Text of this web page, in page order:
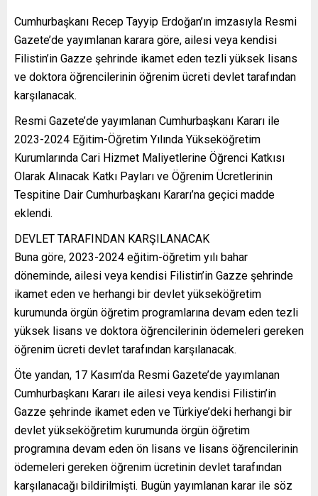
Cumhurbaşkanı Recep Tayyip Erdoğan’ın imzasıyla Resmi
Gazete’de yayımlanan karara göre, ailesi veya kendisi
Filistin’in Gazze şehrinde ikamet eden tezli yüksek lisans
ve doktora öğrencilerinin öğrenim ücreti devlet tarafından
karşılanacak.
Resmi Gazete’de yayımlanan Cumhurbaşkanı Kararı ile
2023-2024 Eğitim-Öğretim Yılında Yükseköğretim
Kurumlarında Cari Hizmet Maliyetlerine Öğrenci Katkısı
Olarak Alınacak Katkı Payları ve Öğrenim Ücretlerinin
Tespitine Dair Cumhurbaşkanı Kararı’na geçici madde
eklendi.
DEVLET TARAFINDAN KARŞILANACAK
Buna göre, 2023-2024 eğitim-öğretim yılı bahar
döneminde, ailesi veya kendisi Filistin’in Gazze şehrinde
ikamet eden ve herhangi bir devlet yükseköğretim
kurumunda örgün öğretim programlarına devam eden tezli
yüksek lisans ve doktora öğrencilerinin ödemeleri gereken
öğrenim ücreti devlet tarafından karşılanacak.
Öte yandan, 17 Kasım’da Resmi Gazete’de yayımlanan
Cumhurbaşkanı Kararı ile ailesi veya kendisi Filistin’in
Gazze şehrinde ikamet eden ve Türkiye’deki herhangi bir
devlet yükseköğretim kurumunda örgün öğretim
programına devam eden ön lisans ve lisans öğrencilerinin
ödemeleri gereken öğrenim ücretinin devlet tarafından
karşılanacağı bildirilmişti. Bugün yayımlanan karar ile söz